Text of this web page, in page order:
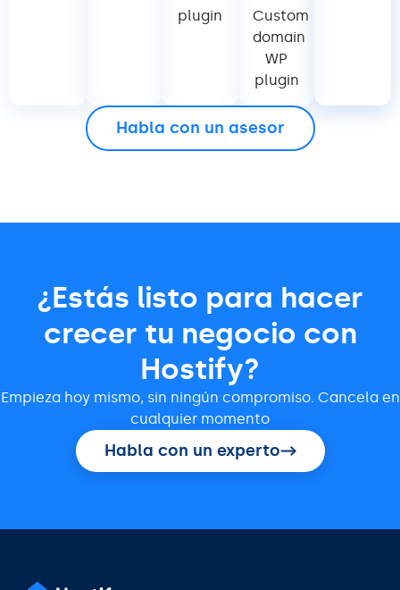
plugin
Custom
domain
WP
plugin
Habla con un asesor
¿Estás listo para hacer
crecer tu negocio con
Hostify?
Empieza hoy mismo, sin ningún compromiso. Cancela en
cualquier momento
Habla con un experto